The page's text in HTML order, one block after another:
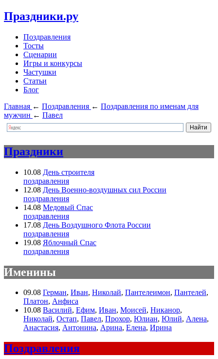
Праздники.ру
Поздравления
Тосты
Сценарии
Игры и конкурсы
Частушки
Статьи
Блог
Главная ← Поздравления ← Поздравления по именам для
мужчин ← Павел
Праздники
10.08 День строителя
поздравления
12.08 День Военно-воздушных сил России
поздравления
14.08 Медовый Спас
поздравления
17.08 День Воздушного Флота России
поздравления
19.08 Яблочный Спас
поздравления
Именины
09.08 Герман, Иван, Николай, Пантелеимон, Пантелей,
Платон, Анфиса
10.08 Василий, Ефим, Иван, Моисей, Никанор,
Николай, Остап, Павел, Прохор, Юлиан, Юлий, Алена,
Анастасия, Антонина, Арина, Елена, Ирина
Поздравления